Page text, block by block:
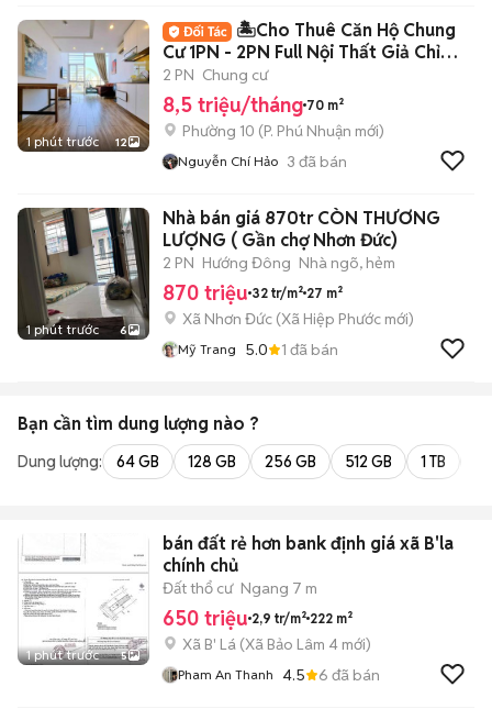
1 phút trước 12
🏝️Cho Thuê Căn Hộ Chung
Cư 1PN - 2PN Full Nội Thất Giả Chỉ
8Tr5🏝️
2 PN Chung cư
8,5 triệu/tháng 70 m²
Phường 10 (P. Phú Nhuận mới)
Nguyễn Chí Hảo 3 đã bán
1 phút trước 6
Nhà bán giá 870tr CÒN THƯƠNG
LƯỢNG ( Gần chợ Nhơn Đức)
2 PN Hướng Đông Nhà ngõ, hẻm
870 triệu 32 tr/m² 27 m²
Xã Nhơn Đức (Xã Hiệp Phước mới)
Mỹ Trang 5.0 1 đã bán
Bạn cần tìm dung lượng nào ?
Dung lượng: 64 GB 128 GB 256 GB 512 GB 1 TB
1 phút trước 5
bán đất rẻ hơn bank định giá xã B'la
chính chủ
Đất thổ cư Ngang 7 m
650 triệu 2,9 tr/m² 222 m²
Xã B' Lá (Xã Bảo Lâm 4 mới)
Pham An Thanh 4.5 6 đã bán